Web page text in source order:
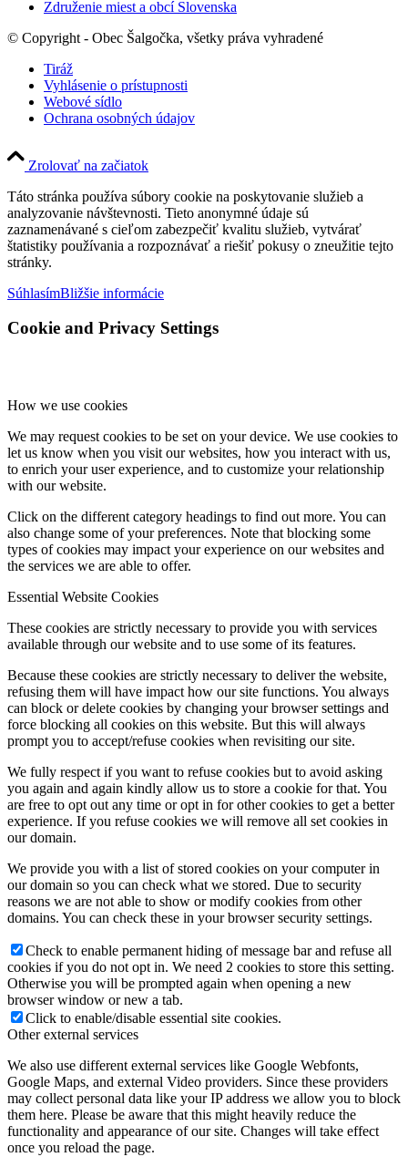
Združenie miest a obcí Slovenska
© Copyright - Obec Šalgočka, všetky práva vyhradené
Tiráž
Vyhlásenie o prístupnosti
Webové sídlo
Ochrana osobných údajov
Zrolovať na začiatok
Táto stránka používa súbory cookie na poskytovanie služieb a
analyzovanie návštevnosti. Tieto anonymné údaje sú
zaznamenávané s cieľom zabezpečiť kvalitu služieb, vytvárať
štatistiky používania a rozpoznávať a riešiť pokusy o zneužitie tejto
stránky.
SúhlasímBližšie informácie
Cookie and Privacy Settings
How we use cookies
We may request cookies to be set on your device. We use cookies to
let us know when you visit our websites, how you interact with us,
to enrich your user experience, and to customize your relationship
with our website.
Click on the different category headings to find out more. You can
also change some of your preferences. Note that blocking some
types of cookies may impact your experience on our websites and
the services we are able to offer.
Essential Website Cookies
These cookies are strictly necessary to provide you with services
available through our website and to use some of its features.
Because these cookies are strictly necessary to deliver the website,
refusing them will have impact how our site functions. You always
can block or delete cookies by changing your browser settings and
force blocking all cookies on this website. But this will always
prompt you to accept/refuse cookies when revisiting our site.
We fully respect if you want to refuse cookies but to avoid asking
you again and again kindly allow us to store a cookie for that. You
are free to opt out any time or opt in for other cookies to get a better
experience. If you refuse cookies we will remove all set cookies in
our domain.
We provide you with a list of stored cookies on your computer in
our domain so you can check what we stored. Due to security
reasons we are not able to show or modify cookies from other
domains. You can check these in your browser security settings.
Check to enable permanent hiding of message bar and refuse all
cookies if you do not opt in. We need 2 cookies to store this setting.
Otherwise you will be prompted again when opening a new
browser window or new a tab.
Click to enable/disable essential site cookies.
Other external services
We also use different external services like Google Webfonts,
Google Maps, and external Video providers. Since these providers
may collect personal data like your IP address we allow you to block
them here. Please be aware that this might heavily reduce the
functionality and appearance of our site. Changes will take effect
once you reload the page.